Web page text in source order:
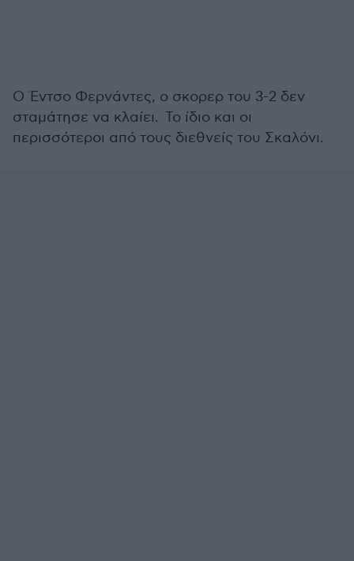
Ο Έντσο Φερνάντες, ο σκορερ του 3-2 δεν
σταμάτησε να κλαίει. Το ίδιο και οι
περισσότεροι από τους διεθνείς του Σκαλόνι.